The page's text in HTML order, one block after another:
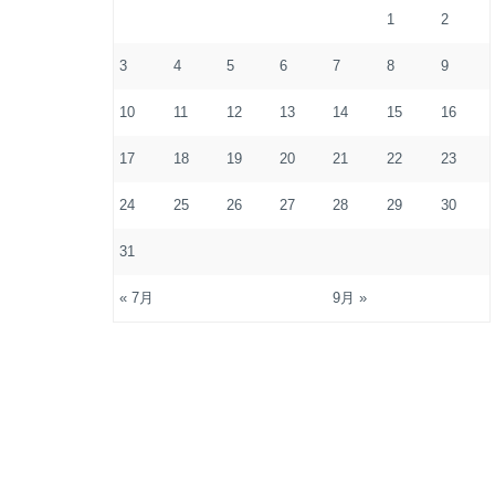
1 2
3 4 5 6 7 8 9
10 11 12 13 14 15 16
17 18 19 20 21 22 23
24 25 26 27 28 29 30
31
« 7月 9月 »